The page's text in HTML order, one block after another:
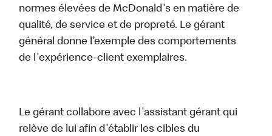
normes élevées de McDonald's en matière de
qualité, de service et de propreté. Le gérant
général donne l’exemple des comportements
de l'expérience-client exemplaires.
Le gérant collabore avec l'assistant gérant qui
relève de lui afin d'établir les cibles du